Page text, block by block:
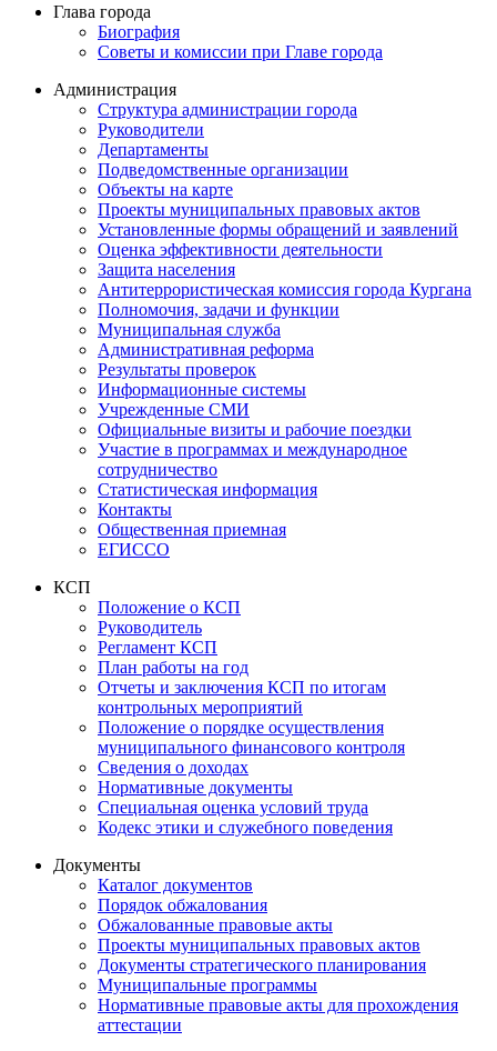
Глава города
Биография
Советы и комиссии при Главе города
Администрация
Структура администрации города
Руководители
Департаменты
Подведомственные организации
Объекты на карте
Проекты муниципальных правовых актов
Установленные формы обращений и заявлений
Оценка эффективности деятельности
Защита населения
Антитеррористическая комиссия города Кургана
Полномочия, задачи и функции
Муниципальная служба
Административная реформа
Результаты проверок
Информационные системы
Учрежденные СМИ
Официальные визиты и рабочие поездки
Участие в программах и международное
сотрудничество
Статистическая информация
Контакты
Общественная приемная
ЕГИССО
КСП
Положение о КСП
Руководитель
Регламент КСП
План работы на год
Отчеты и заключения КСП по итогам
контрольных мероприятий
Положение о порядке осуществления
муниципального финансового контроля
Сведения о доходах
Нормативные документы
Специальная оценка условий труда
Кодекс этики и служебного поведения
Документы
Каталог документов
Порядок обжалования
Обжалованные правовые акты
Проекты муниципальных правовых актов
Документы стратегического планирования
Муниципальные программы
Нормативные правовые акты для прохождения
аттестации